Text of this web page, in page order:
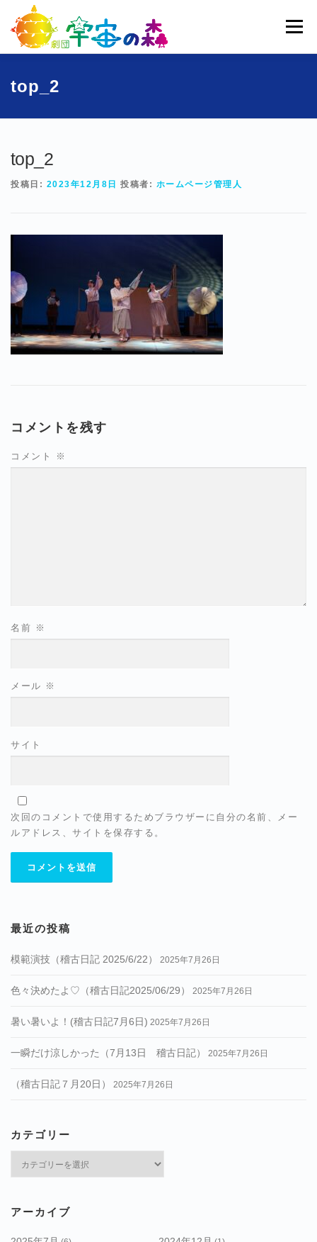
ッ
メニュー
ホーム
top_2
top_2
投稿日: 2023年12月8日 投稿者: ホームページ管理人
コメントを残す
コメント ※
名前 ※
メール ※
サイト
次回のコメントで使用するためブラウザーに自分の名前、メー
ルアドレス、サイトを保存する。
最近の投稿
模範演技（稽古日記 2025/6/22） 2025年7月26日
色々決めたよ♡（稽古日記2025/06/29） 2025年7月26日
暑い暑いよ！(稽古日記7月6日) 2025年7月26日
一瞬だけ涼しかった（7月13日 稽古日記） 2025年7月26日
（稽古日記７月20日） 2025年7月26日
カテゴリー
ー
アーカイブ